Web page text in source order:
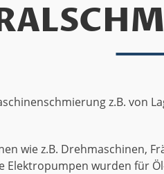
z.B. von
wie z.B. Drehmaschinen,
Elektropumpen wurden für